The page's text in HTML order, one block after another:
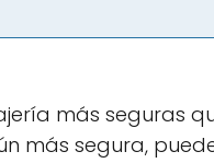
más seguras
segura,